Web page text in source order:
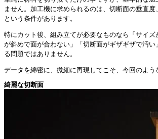
ません。加工機に求められるのは、切断面の垂直
という条件があります。
特にカット後、組み立てが必要なものなら「サイ
が斜めで面が合わない」「切断面がギザギザで汚
る問題ではありません。
データを綿密に、微細に再現してこそ、今回のよう
綺麗な切断面